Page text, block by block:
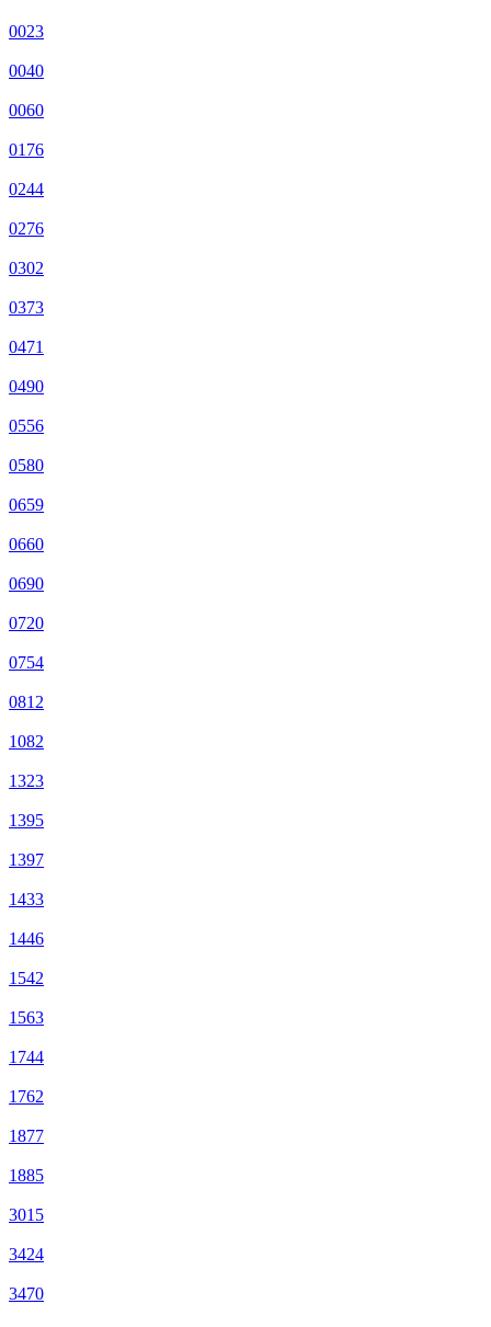
0023
0040
0060
0176
0244
0276
0302
0373
0471
0490
0556
0580
0659
0660
0690
0720
0754
0812
1082
1323
1395
1397
1433
1446
1542
1563
1744
1762
1877
1885
3015
3424
3470